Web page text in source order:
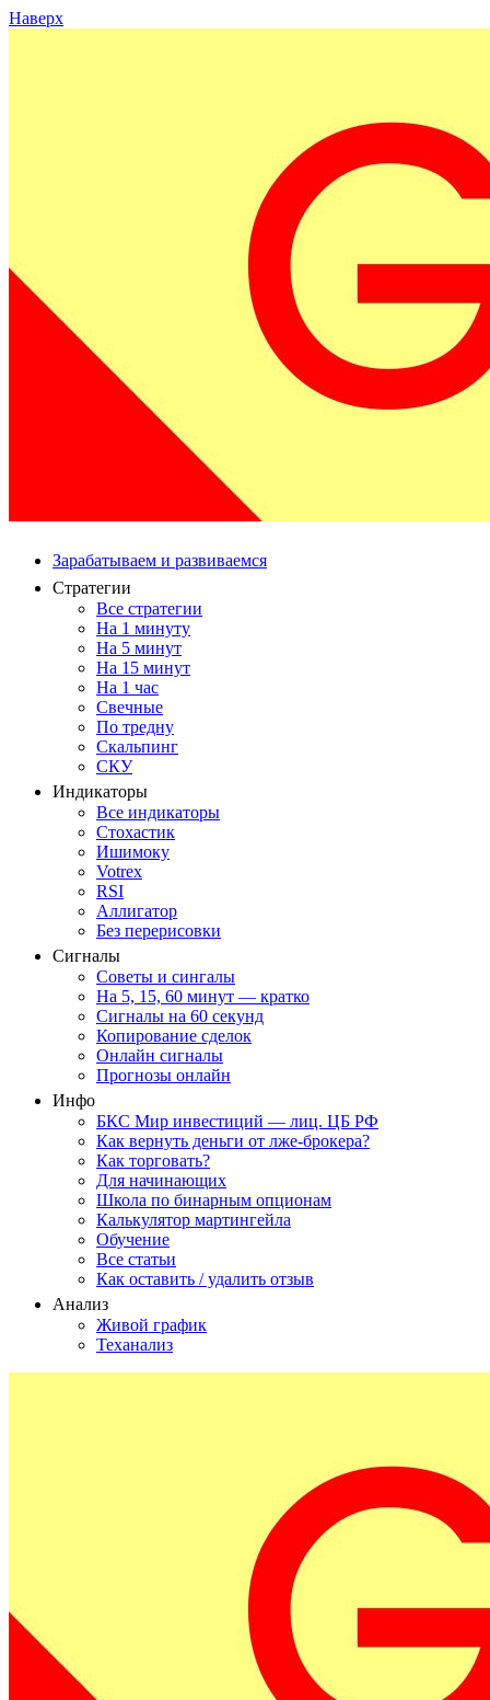
Наверх
Зарабатываем и развиваемся
Стратегии
Все стратегии
На 1 минуту
На 5 минут
На 15 минут
На 1 час
Свечные
По тредну
Скальпинг
СКУ
Индикаторы
Все индикаторы
Стохастик
Ишимоку
Votrex
RSI
Аллигатор
Без перерисовки
Сигналы
Советы и сингалы
На 5, 15, 60 минут — кратко
Сигналы на 60 секунд
Копирование сделок
Онлайн сигналы
Прогнозы онлайн
Инфо
БКС Мир инвестиций — лиц. ЦБ РФ
Как вернуть деньги от лже-брокера?
Как торговать?
Для начинающих
Школа по бинарным опционам
Калькулятор мартингейла
Обучение
Все статьи
Как оставить / удалить отзыв
Анализ
Живой график
Теханализ